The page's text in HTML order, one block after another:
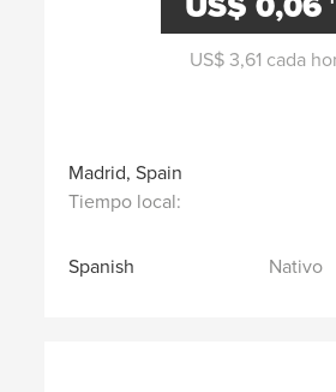
US$ 3,61 cada
Madrid, Spain
Tiempo local:
Spanish Nativo